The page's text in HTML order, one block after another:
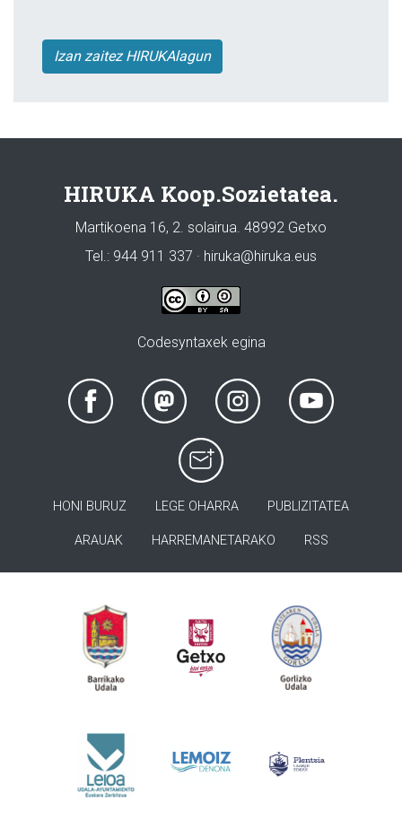
Izan zaitez HIRUKAlagun
HIRUKA Koop.Sozietatea.
Martikoena 16, 2. solairua. 48992 Getxo
Tel.: 944 911 337 · hiruka@hiruka.eus
Codesyntaxek egina
HONI BURUZ LEGE OHARRA PUBLIZITATEA
ARAUAK HARREMANETARAKO RSS